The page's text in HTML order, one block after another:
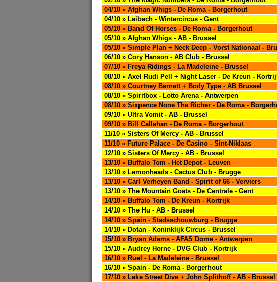
04/10 » Afghan Whigs - De Roma - Borgerhout
04/10 » Laibach - Wintercircus - Gent
05/10 » Band Of Horses - De Roma - Borgerhout
05/10 » Afghan Whigs - AB - Brussel
05/10 » Simple Plan + Neck Deep - Vorst Nationaal -
06/10 » Cory Hanson - AB Club - Brussel
07/10 » Freya Ridings - La Madeleine - Brussel
08/10 » Axel Rudi Pell + Night Laser - De Kreun -
08/10 » Courtney Barnett + Body Type - AB Brussel
08/10 » Spiritbox - Lotto Arena - Antwerpen
08/10 » Sixpence None The Richer - De Roma -
09/10 » Ultra Vomit - AB - Brussel
09/10 » Bill Callahan - De Roma - Borgerhout
11/10 » Sisters Of Mercy - AB - Brussel
11/10 » Future Palace - De Casino - Sint-Niklaas
12/10 » Sisters Of Mercy - AB - Brussel
13/10 » Buffalo Tom - Het Depot - Leuven
13/10 » Lemonheads - Cactus Club - Brugge
13/10 » Carl Verheyen Band - Spirit of 66 - Verviers
13/10 » The Mountain Goats - De Centrale - Gent
14/10 » Buffalo Tom - De Kreun - Kortrijk
14/10 » The Hu - AB - Brussel
14/10 » Spain - Stadsschouwburg - Brugge
14/10 » Dotan - Koninklijk Circus - Brussel
15/10 » Bryan Adams - AFAS Dome - Antwerpen
15/10 » Audrey Horne - DVG Club - Kortrijk
16/10 » Ruel - La Madeleine - Brussel
16/10 » Spain - De Roma - Borgerhout
17/10 » Lake Street Dive + John Splithoff - AB - Brussel